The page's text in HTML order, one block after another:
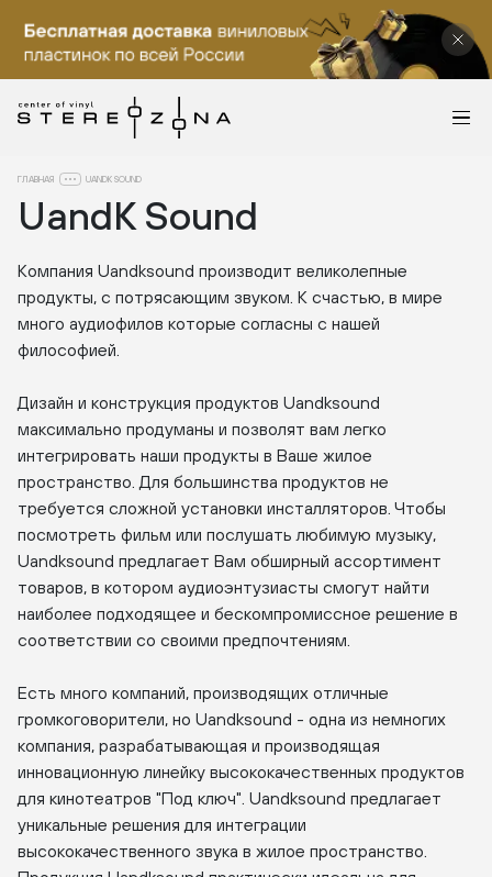
ГЛАВНАЯ UANDK SOUND
UandK Sound
Компания Uandksound производит великолепные
продукты, с потрясающим звуком. К счастью, в мире
много аудиофилов которые согласны с нашей
философией.
Дизайн и конструкция продуктов Uandksound
максимально продуманы и позволят вам легко
интегрировать наши продукты в Ваше жилое
пространство. Для большинства продуктов не
требуется сложной установки инсталляторов. Чтобы
посмотреть фильм или послушать любимую музыку,
Uandksound предлагает Вам обширный ассортимент
товаров, в котором аудиоэнтузиасты смогут найти
наиболее подходящее и бескомпромиссное решение в
соответствии со своими предпочтениям.
Есть много компаний, производящих отличные
громкоговорители, но Uandksound - одна из немногих
компания, разрабатывающая и производящая
инновационную линейку высококачественных продуктов
для кинотеатров "Под ключ". Uandksound предлагает
уникальные решения для интеграции
высококачественного звука в жилое пространство.